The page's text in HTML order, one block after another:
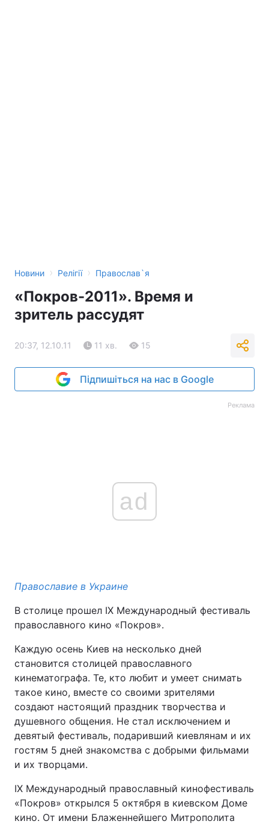
Новини › Релігії › Православ`я
«Покров-2011». Время и
зритель рассудят
20:37, 12.10.11 11 хв. 15
Підпишіться на нас в Google
Реклама
ad
Православие в Украине
В столице прошел IX Международный фестиваль
православного кино «Покров».
Каждую осень Киев на несколько дней
становится столицей православного
кинематографа. Те, кто любит и умеет снимать
такое кино, вместе со своими зрителями
создают настоящий праздник творчества и
душевного общения. Не стал исключением и
девятый фестиваль, подаривший киевлянам и их
гостям 5 дней знакомства с добрыми фильмами
и их творцами.
IX Международный православный кинофестиваль
«Покров» открылся 5 октября в киевском Доме
кино. От имени Блаженнейшего Митрополита